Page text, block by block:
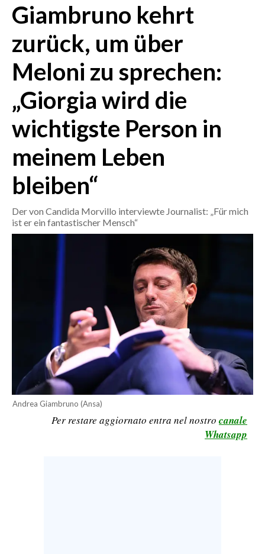
CRONACA
ITALIA
MONDO
POLITICA
ECONOMIA
SERVIZI ALLE IMPRESE
BANDI
SPORT IN SARDEGNA
SPORT
ALTRI SPORT
CULTURA
SPETTACOLI
Giambruno kehrt
zurück, um über
Meloni zu sprechen:
„Giorgia wird die
wichtigste Person in
meinem Leben
bleiben“
Der von Candida Morvillo interviewte Journalist: „Für mich
ist er ein fantastischer Mensch“
Andrea Giambruno (Ansa)
Per restare aggiornato entra nel nostro canale
Whatsapp